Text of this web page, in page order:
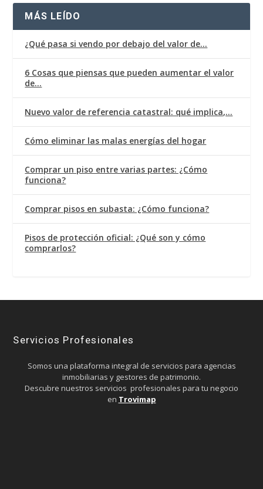
MÁS LEÍDO
¿Qué pasa si vendo por debajo del valor de…
6 Cosas que piensas que pueden aumentar el valor
de…
Nuevo valor de referencia catastral: qué implica,…
Cómo eliminar las malas energías del hogar
Comprar un piso entre varias partes: ¿Cómo
funciona?
Comprar pisos en subasta: ¿Cómo funciona?
Pisos de protección oficial: ¿Qué son y cómo
comprarlos?
Servicios Profesionales
Somos una plataforma integral de servicios para agencias
inmobiliarias y gestores de patrimonio.
Descubre nuestros servicios profesionales para tu negocio
en Trovimap